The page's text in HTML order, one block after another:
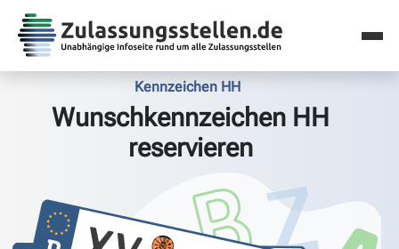
Kennzeichen HH
Wunschkennzeichen HH
reservieren